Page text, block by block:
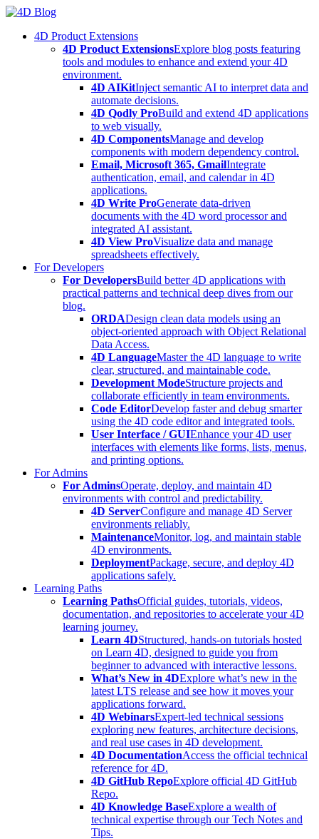
Skip
content4D Product Extensions
4D Product ExtensionsExplore blog posts featuring
tools and modules to enhance and extend your 4D
environment.
4D AIKitInject semantic AI to interpret data and
automate decisions.
4D Qodly ProBuild and extend 4D applications
to web visually.
4D ComponentsManage and develop
components with modern dependency control.
Email, Microsoft 365, GmailIntegrate
authentication, email, and calendar in 4D
applications.
4D Write ProGenerate data-driven
documents with the 4D word processor and
integrated AI assistant.
4D View ProVisualize data and manage
spreadsheets effectively.
For Developers
For DevelopersBuild better 4D applications with
practical patterns and technical deep dives from our
blog.
ORDADesign clean data models using an
object-oriented approach with Object Relational
Data Access.
4D LanguageMaster the 4D language to write
clear, structured, and maintainable code.
Development ModeStructure projects and
collaborate efficiently in team environments.
Code EditorDevelop faster and debug smarter
using the 4D code editor and integrated tools.
User Interface / GUIEnhance your 4D user
interfaces with elements like forms, lists, menus,
and printing options.
For Admins
For AdminsOperate, deploy, and maintain 4D
environments with control and predictability.
4D ServerConfigure and manage 4D Server
environments reliably.
MaintenanceMonitor, log, and maintain stable
4D environments.
DeploymentPackage, secure, and deploy 4D
applications safely.
Learning Paths
Learning PathsOfficial guides, tutorials, videos,
documentation, and repositories to accelerate your 4D
learning journey.
Learn 4DStructured, hands-on tutorials hosted
on Learn 4D, designed to guide you from
beginner to advanced with interactive lessons.
What’s New in 4DExplore what’s new in the
latest LTS release and see how it moves your
applications forward.
4D WebinarsExpert-led technical sessions
exploring new features, architecture decisions,
and real use cases in 4D development.
4D DocumentationAccess the official technical
reference for 4D.
4D GitHub RepoExplore official 4D GitHub
Repo.
4D Knowledge BaseExplore a wealth of
technical expertise through our Tech Notes and
Tips.